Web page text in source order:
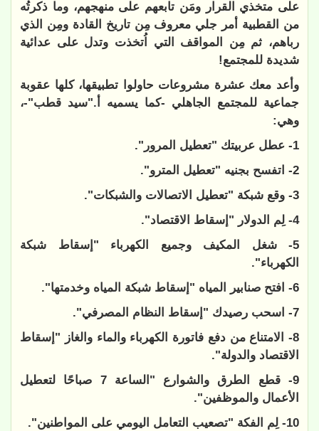
على متخذي القرار ومَن تابعهم على منهجهم، وما ذكرتُه
من القطبية أمر جلي معروف مِن تاريخ القادة ومِن الذي
رباهم، ثم مِن المواقف التي اُتخذت وتدل على عدائية
شديدة للمجتمع!
وأعد معك عشرة مشروعات حاولوا تطبيقها، كلها عقوبة
جماعية للمجتمع الجاهلي -كما يسميه أ."سيد قطب"-،
وهي:
1- عطل عربيتك "تعطيل المرور".
2- اتفسح بجنيه "تعطيل المترو".
3- وقع شبكة "تعطيل الاتصالات والشبكات".
4- لِم الدولار "إسقاط الاقتصاد".
5- شغل المكيف وجميع الكهرباء "إسقاط شبكة
الكهرباء".
6- افتح صنابير المياه "إسقاط شبكة المياه وخدمتها".
7- اسحب رصيدك "إسقاط النظام المصرفي".
8- الامتناع من دفع فاتورة الكهرباء والماء والغاز "إسقاط
الاقتصاد والدولة".
9- قطع الطرق والشوارع "الساعة 7 صباحًا لتعطيل
الأعمال والموظفين".
10- لِم الفكة "تصعيب التعامل اليومي على المواطنين".